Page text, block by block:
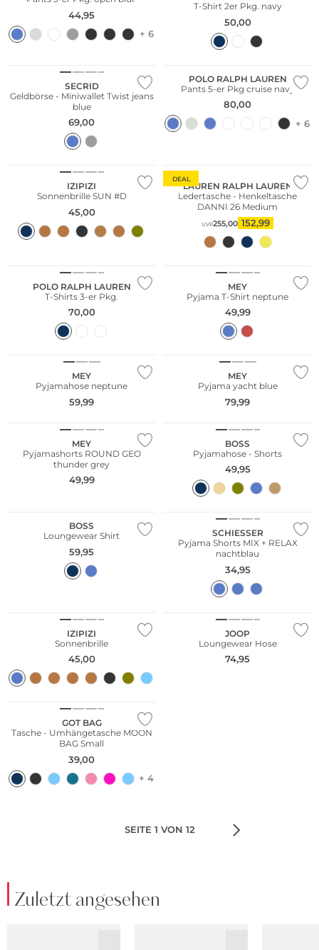
44,95
+ 6
T-Shirt 2er Pkg. navy
50,00
SECRID
Geldbörse - Miniwallet Twist jeans
blue
69,00
POLO RALPH LAUREN
Pants 5-er Pkg cruise navy
80,00
+ 6
IZIPIZI
Sonnenbrille SUN #D
45,00
DEAL
LAUREN RALPH LAUREN
Ledertasche - Henkeltasche
DANNI 26 Medium
UVP255,00 152,99
POLO RALPH LAUREN
T-Shirts 3-er Pkg.
70,00
MEY
Pyjama T-Shirt neptune
49,99
MEY
Pyjamahose neptune
59,99
MEY
Pyjama yacht blue
79,99
MEY
Pyjamashorts ROUND GEO
thunder grey
49,99
BOSS
Pyjamahose - Shorts
49,95
BOSS
Loungewear Shirt
59,95
Nachhaltig
SCHIESSER
Pyjama Shorts MIX + RELAX
nachtblau
34,95
IZIPIZI
Sonnenbrille
45,00
JOOP
Loungewear Hose
74,95
Nachhaltig
GOT BAG
Tasche - Umhängetasche MOON
BAG Small
39,00
+ 4
SEITE 1 VON 12
Zuletzt angesehen